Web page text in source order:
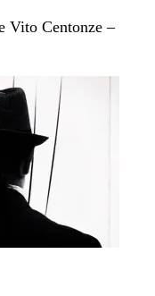
Vito Centonze –